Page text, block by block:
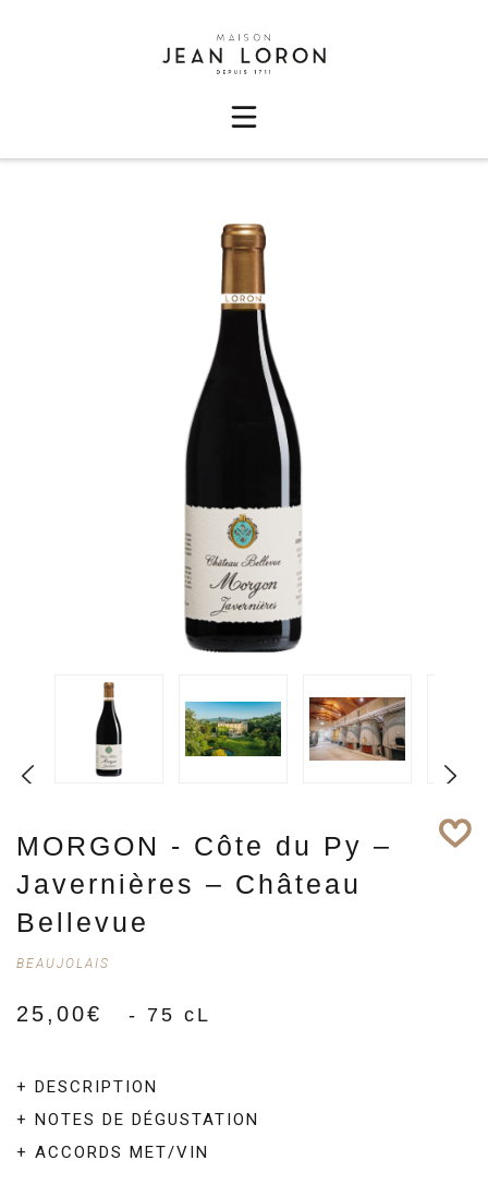
MORGON - Côte du Py –
Javernières – Château
Bellevue
BEAUJOLAIS
25,00€ - 75 cL
+ DESCRIPTION
+ NOTES DE DÉGUSTATION
+ ACCORDS MET/VIN